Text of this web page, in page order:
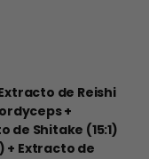
de Reishi
+
de Shitake (15:1)
+ Extracto de